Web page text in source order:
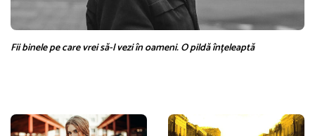
Fii binele pe care vrei să-l vezi în oameni. O pildă înțeleaptă